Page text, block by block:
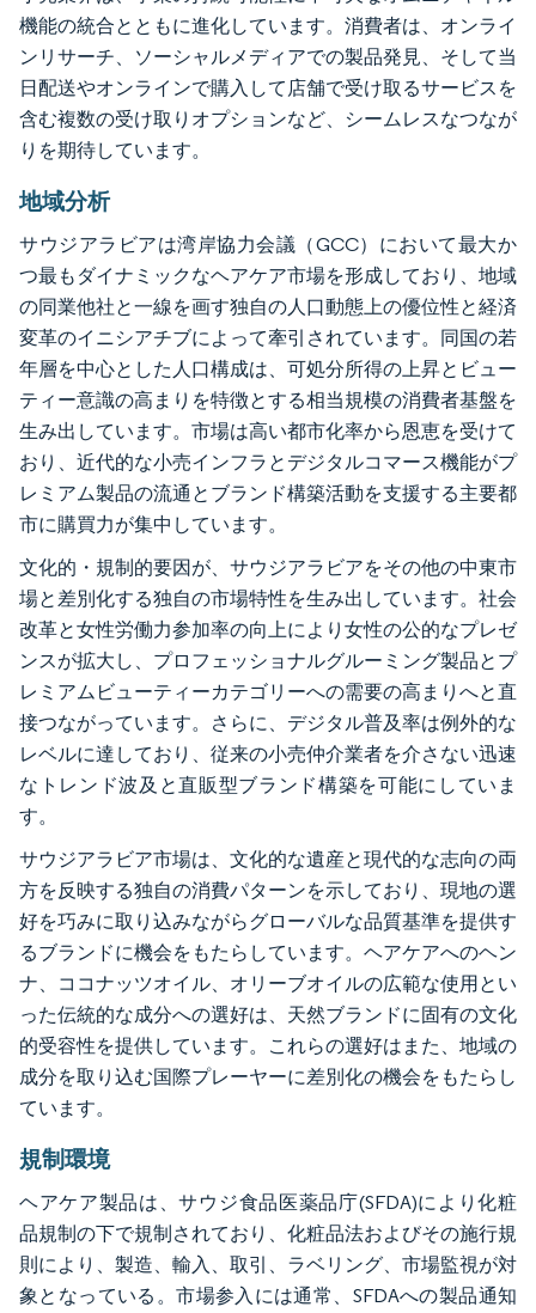
機能の統合とともに進化しています。消費者は、オンライ
ンリサーチ、ソーシャルメディアでの製品発見、そして当
日配送やオンラインで購入して店舗で受け取るサービスを
含む複数の受け取りオプションなど、シームレスなつなが
りを期待しています。
地域分析
サウジアラビアは湾岸協力会議（GCC）において最大か
つ最もダイナミックなヘアケア市場を形成しており、地域
の同業他社と一線を画す独自の人口動態上の優位性と経済
変革のイニシアチブによって牽引されています。同国の若
年層を中心とした人口構成は、可処分所得の上昇とビュー
ティー意識の高まりを特徴とする相当規模の消費者基盤を
生み出しています。市場は高い都市化率から恩恵を受けて
おり、近代的な小売インフラとデジタルコマース機能がプ
レミアム製品の流通とブランド構築活動を支援する主要都
市に購買力が集中しています。
文化的・規制的要因が、サウジアラビアをその他の中東市
場と差別化する独自の市場特性を生み出しています。社会
改革と女性労働力参加率の向上により女性の公的なプレゼ
ンスが拡大し、プロフェッショナルグルーミング製品とプ
レミアムビューティーカテゴリーへの需要の高まりへと直
接つながっています。さらに、デジタル普及率は例外的な
レベルに達しており、従来の小売仲介業者を介さない迅速
なトレンド波及と直販型ブランド構築を可能にしていま
す。
サウジアラビア市場は、文化的な遺産と現代的な志向の両
方を反映する独自の消費パターンを示しており、現地の選
好を巧みに取り込みながらグローバルな品質基準を提供す
るブランドに機会をもたらしています。ヘアケアへのヘン
ナ、ココナッツオイル、オリーブオイルの広範な使用とい
った伝統的な成分への選好は、天然ブランドに固有の文化
的受容性を提供しています。これらの選好はまた、地域の
成分を取り込む国際プレーヤーに差別化の機会をもたらし
ています。
規制環境
ヘアケア製品は、サウジ食品医薬品庁(SFDA)により化粧
品規制の下で規制されており、化粧品法およびその施行規
則により、製造、輸入、取引、ラベリング、市場監視が対
象となっている。市場参入には通常、SFDAへの製品通知